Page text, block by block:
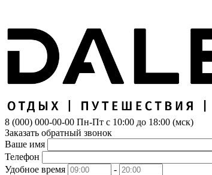
8 (000) 000-00-00 Пн-Пт с 10:00 до 18:00 (мск)
Заказать обратный звонок
Ваше имя
Телефон
Удобное время
-